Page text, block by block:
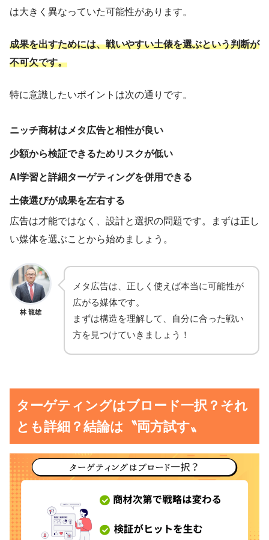
は大きく異なっていた可能性があります。
成果を出すためには、戦いやすい土俵を選ぶという判断が
不可欠です。
特に意識したいポイントは次の通りです。
ニッチ商材はメタ広告と相性が良い
少額から検証できるためリスクが低い
AI学習と詳細ターゲティングを併用できる
土俵選びが成果を左右する
広告は才能ではなく、設計と選択の問題です。まずは正し
い媒体を選ぶことから始めましょう。
林 龍雄
メタ広告は、正しく使えば本当に可能性が
広がる媒体です。
まずは構造を理解して、自分に合った戦い
方を見つけていきましょう！
ターゲティングはブロード一択？それ
とも詳細？結論は〝両方試す〟